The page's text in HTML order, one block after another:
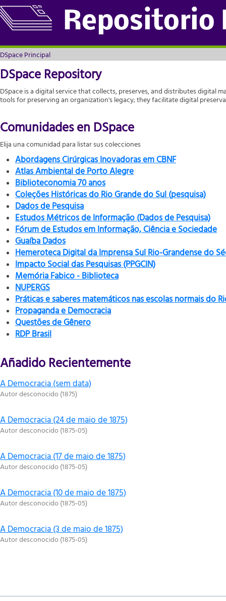
Repositorio
DSpace Principal
DSpace Principal
DSpace Repository
DSpace is a digital service that collects, preserves, and distributes digital
tools for preserving an organization's legacy; they facilitate digital
Comunidades en DSpace
Elija una comunidad para listar sus colecciones
Abordagens Cirúrgicas Inovadoras em CBNF
Atlas Ambiental de Porto Alegre
Biblioteconomia 70 anos
Coleções Históricas do Rio Grande do Sul (pesquisa)
Dados de Pesquisa
Estudos Métricos de Informação (Dados de Pesquisa)
Fórum de Estudos em Informação, Ciência e Sociedade
Guaíba Dados
Hemeroteca Digital da Imprensa Sul Rio-Grandense do
Impacto Social das Pesquisas (PPGCIN)
Memória Fabico - Biblioteca
NUPERGS
Práticas e saberes matemáticos nas escolas normais do
Propaganda e Democracia
Questões de Gênero
RDP Brasil
Añadido Recientemente
A Democracia (sem data)
Autor desconocido(1875)
A Democracia (24 de maio de 1875)
Autor desconocido(1875-05)
A Democracia (17 de maio de 1875)
Autor desconocido(1875-05)
A Democracia (10 de maio de 1875)
Autor desconocido(1875-05)
A Democracia (3 de maio de 1875)
Autor desconocido(1875-05)